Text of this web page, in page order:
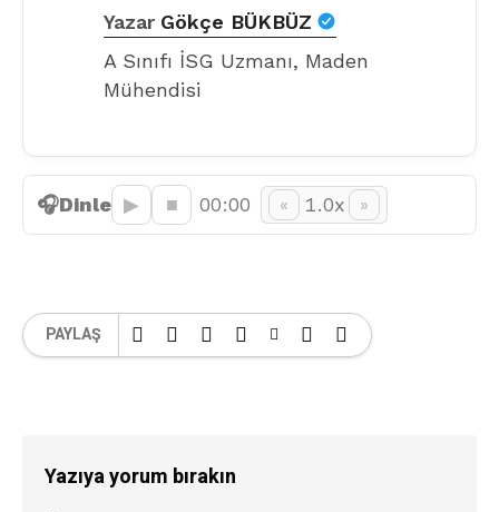
Yazar Gökçe BÜKBÜZ
A Sınıfı İSG Uzmanı, Maden
Mühendisi
🎧Dinle ▶︎ ■ 00:00 « 1.0x »
PAYLAŞ
Yazıya yorum bırakın